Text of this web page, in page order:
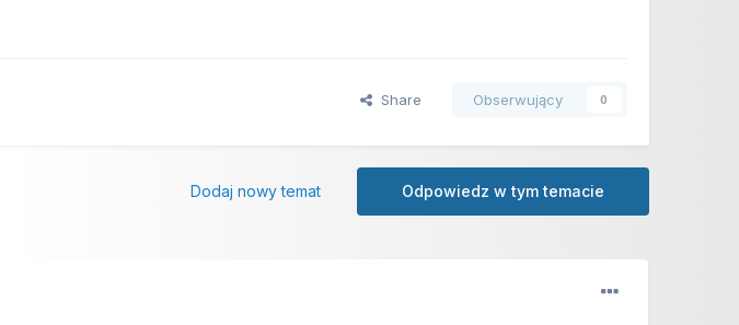
Share Obserwujący 0
Odpowiedz w tym temacie
Dodaj nowy temat